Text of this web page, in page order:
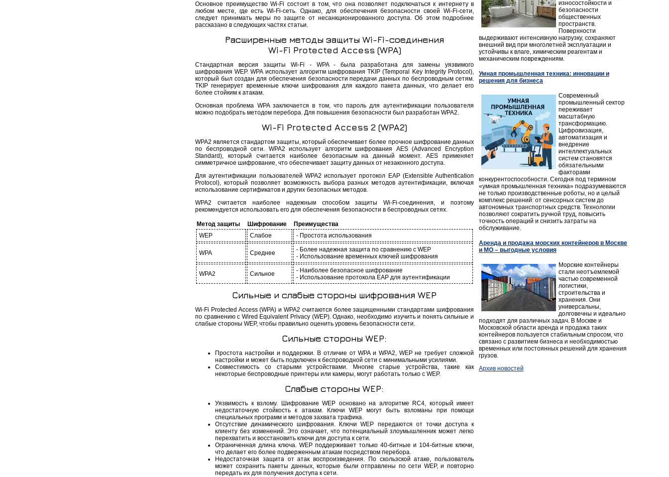
Основное преимущество Wi-Fi состоит в том, что она позволяет подключаться к интернету в
любом месте, где есть Wi-Fi-сеть. Однако, для обеспечения безопасности своей Wi-Fi-сети,
следует принимать меры по защите от несанкционированного доступа. Об этом подробнее
рассказано в следующих частях статьи.
Расширенные методы защиты Wi-Fi-соединения
Wi-Fi Protected Access (WPA)
Стандартная версия защиты Wi-Fi - WPA - была разработана для замены уязвимого
шифрования WEP. WPA использует алгоритм шифрования TKIP (Temporal Key Integrity Protocol),
который был создан для обеспечения безопасности передачи данных по беспроводным сетям.
TKIP генерирует временные ключи шифрования для каждого пакета данных, что делает его
более стойким к атакам.
Основная проблема WPA заключается в том, что пароль для аутентификации пользователя
можно подобрать методом перебора. Для повышения безопасности был разработан WPA2.
Wi-Fi Protected Access 2 (WPA2)
WPA2 является стандартом защиты, который обеспечивает более прочное шифрование данных
по беспроводной сети. WPA2 использует алгоритм шифрования AES (Advanced Encryption
Standard), который считается наиболее безопасным на данный момент. AES применяет
симметричное шифрование, что обеспечивает защиту данных от незаконного доступа.
Для аутентификации пользователей WPA2 использует протокол EAP (Extensible Authentication
Protocol), который позволяет возможность выбора разных методов аутентификации, включая
использование сертификатов и других безопасных методов.
WPA2 считается наиболее надежным способом защиты Wi-Fi-соединения, и поэтому
рекомендуется использовать его для обеспечения безопасности в беспроводных сетях.
Метод защиты Шифрование
Преимущества
WEP
Слабое - Простота использования
WPA Среднее
- Более надежная защита по сравнению с WEP
- Использование временных ключей шифрования
WPA2 Сильное
- Наиболее безопасное шифрование
- Использование протокола EAP для аутентификации
Сильные и слабые стороны шифрования WEP
Wi-Fi Protected Access (WPA) и WPA2 считаются более защищенными стандартами шифрования
по сравнению с Wired Equivalent Privacy (WEP). Однако, необходимо изучить и понять сильные и
слабые стороны WEP, чтобы правильно оценить уровень безопасности сети.
Сильные стороны WEP:
Простота настройки и поддержки. В отличие от WPA и WPA2, WEP не требует сложной
настройки и может быть подключен к беспроводной сети с минимальными усилиями.
Совместимость со старыми устройствами. Многие старые устройства, такие как
некоторые беспроводные принтеры или камеры, могут работать только с WEP.
Слабые стороны WEP:
Уязвимость к взлому. Шифрование WEP основано на алгоритме RC4, который имеет
недостаточную стойкость к атакам. Ключи WEP могут быть взломаны при помощи
специальных программ и методов захвата трафика.
Отсутствие динамического шифрования. Ключи WEP передаются от точки доступа к
клиенту без изменений. Это означает, что потенциальный злоумышленник может легко
перехватить и восстановить ключи для доступа к сети.
Ограниченная длина ключа. WEP поддерживает только 40-битные и 104-битные ключи,
что делает его более подверженным атакам посредством перебора.
Недостаточная защита от атак воспроизведения. По скользской атаке, пользователь
может сохранить пакеты данных, которые были отправлены по сети WEP, и повторно
передать их для получения доступа к сети.
износостойкости и
безопасности
общественных
пространств.
Поверхности
выдерживают интенсивную нагрузку, сохраняют
внешний вид при многолетней эксплуатации и
устойчивы к влаге, химическим реагентам и
механическим повреждениям.
Умная промышленная техника: инновации и
решения для бизнеса
Современный
промышленный сектор
переживает
масштабную
трансформацию.
Цифровизация,
автоматизация и
внедрение
интеллектуальных
систем становятся
обязательными
факторами
конкурентоспособности. Сегодня под термином
«умная промышленная техника» подразумеваются
не только производственные роботы, но и целый
комплекс решений: от сенсорных систем до
автономных транспортных средств. Технологии
позволяют сократить ручной труд, повысить
точность операций и снизить затраты на
обслуживание.
Аренда и продажа морских контейнеров в Москве
и МО – выгодные условия
Морские контейнеры
стали неотъемлемой
частью современной
логистики,
строительства и
хранения. Они
универсальны,
долговечны и идеально
подходят для различных задач. В Москве и
Московской области аренда и продажа таких
контейнеров пользуется стабильным спросом, что
связано с развитием бизнеса и необходимостью
временных или постоянных решений для хранения
грузов.
Архив новостей